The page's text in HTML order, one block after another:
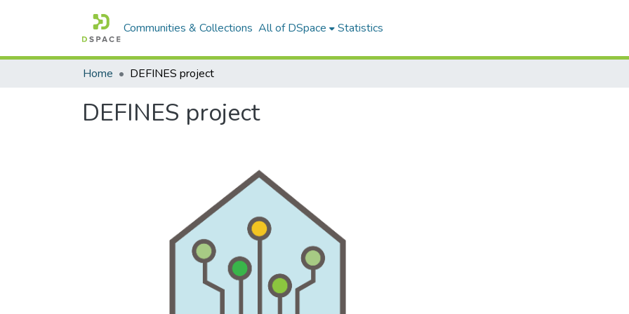
Communities & Collections All of DSpace Statistics
Home DEFINES project
DEFINES project